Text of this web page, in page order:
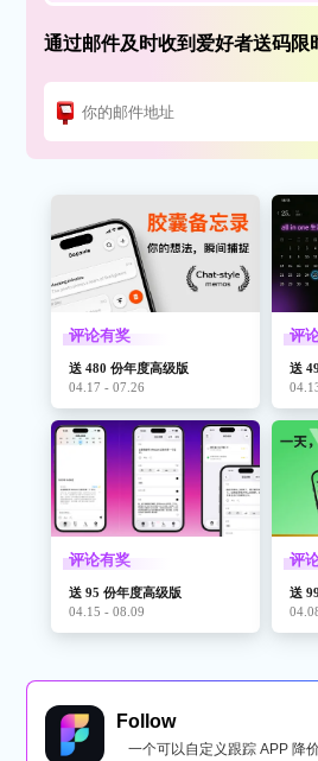
通过邮件及时收到爱好者送码限
评论有奖
送 480 份年度高级版
04.17 - 07.26
评
送
评论有奖
送 95 份年度高级版
04.15 - 08.09
评
送
Follow
一个可以自定义跟踪 APP 降